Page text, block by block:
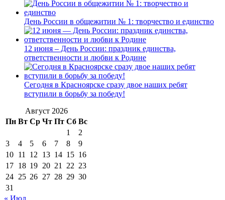
День России в общежитии № 1: творчество и единство
12 июня – День России: праздник единства,
ответственности и любви к Родине
Сегодня в Красноярске сразу двое наших ребят
вступили в борьбу за победу!
Август 2026
Пн Вт Ср Чт Пт Сб Вс
1
2
3
4 5 6 7 8
9
10 11 12 13 14 15 16
17 18 19 20 21 22 23
24 25 26 27 28 29 30
31